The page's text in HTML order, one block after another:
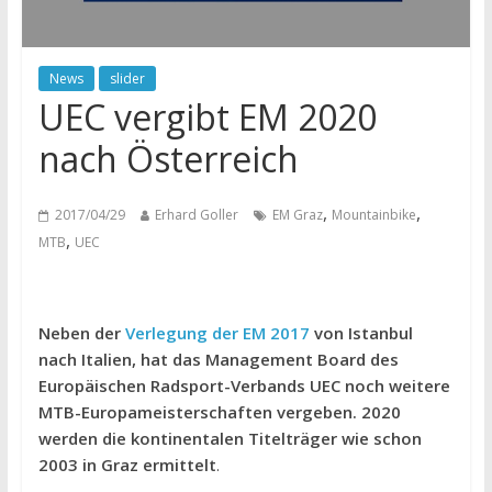
News slider
UEC vergibt EM 2020
nach Österreich
2017/04/29 Erhard Goller EM Graz, Mountainbike,
MTB, UEC
Neben der Verlegung der EM 2017 von Istanbul
nach Italien, hat das Management Board des
Europäischen Radsport-Verbands UEC noch weitere
MTB-Europameisterschaften vergeben. 2020
werden die kontinentalen Titelträger wie schon
2003 in Graz ermittelt.